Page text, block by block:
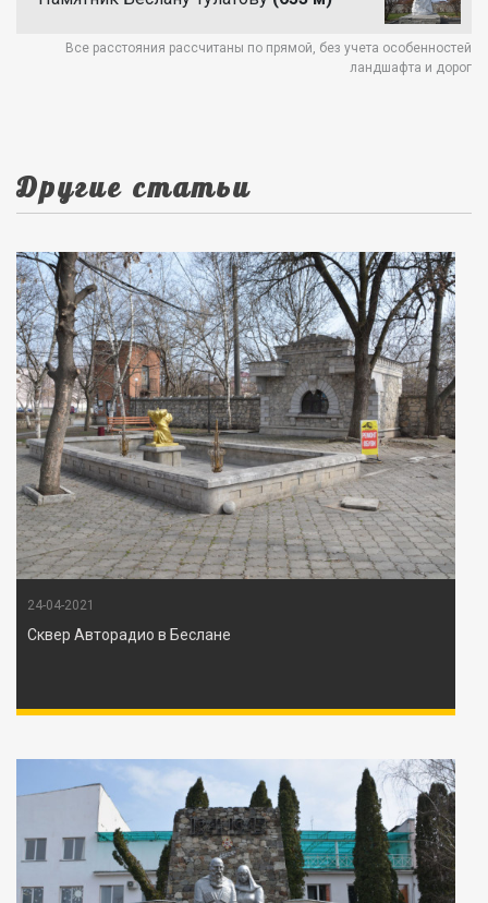
Все расстояния рассчитаны по прямой, без учета особенностей
ландшафта и дорог
Другие статьи
24-04-2021
Сквер Авторадио в Беслане